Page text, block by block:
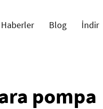
Haberler Blog İndir
pompa